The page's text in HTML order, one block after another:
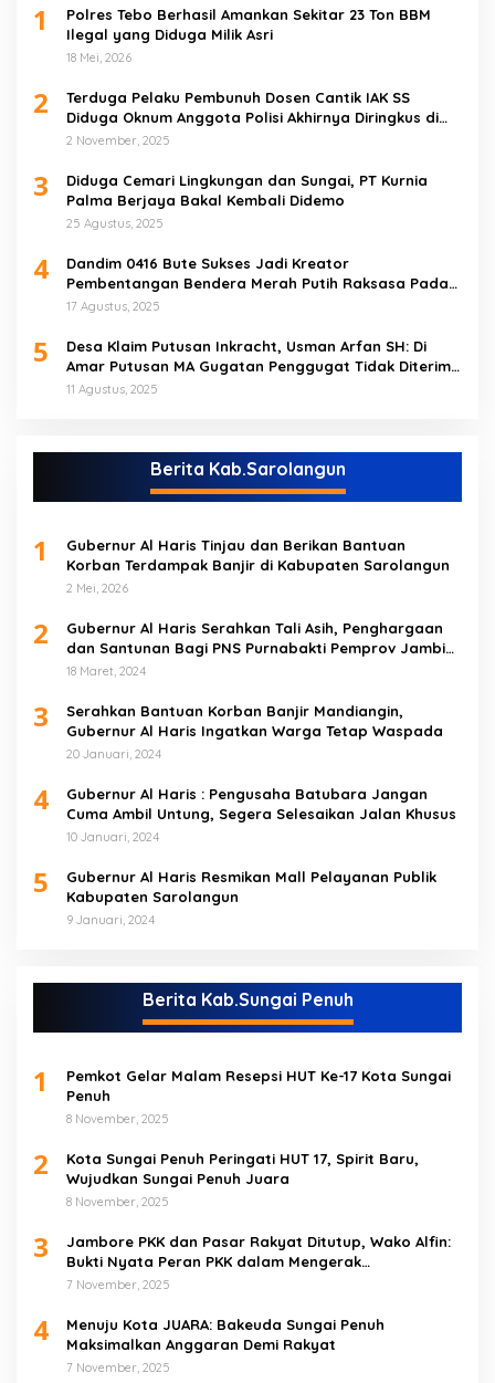
1
Polres Tebo Berhasil Amankan Sekitar 23 Ton BBM
Ilegal yang Diduga Milik Asri
18 Mei, 2026
2
Terduga Pelaku Pembunuh Dosen Cantik IAK SS
Diduga Oknum Anggota Polisi Akhirnya Diringkus di
Tebo Tengah
2 November, 2025
3
Diduga Cemari Lingkungan dan Sungai, PT Kurnia
Palma Berjaya Bakal Kembali Didemo
25 Agustus, 2025
4
Dandim 0416 Bute Sukses Jadi Kreator
Pembentangan Bendera Merah Putih Raksasa Pada
Peringatan HUT RI ke 80 di Tebo
17 Agustus, 2025
5
Desa Klaim Putusan Inkracht, Usman Arfan SH: Di
Amar Putusan MA Gugatan Penggugat Tidak Diterima
(NO)
11 Agustus, 2025
Berita Kab.Sarolangun
1
Gubernur Al Haris Tinjau dan Berikan Bantuan
Korban Terdampak Banjir di Kabupaten Sarolangun
2 Mei, 2026
2
Gubernur Al Haris Serahkan Tali Asih, Penghargaan
dan Santunan Bagi PNS Purnabakti Pemprov Jambi
Yang Berada di Sarolangun
18 Maret, 2024
3
Serahkan Bantuan Korban Banjir Mandiangin,
Gubernur Al Haris Ingatkan Warga Tetap Waspada
20 Januari, 2024
4
Gubernur Al Haris : Pengusaha Batubara Jangan
Cuma Ambil Untung, Segera Selesaikan Jalan Khusus
10 Januari, 2024
5
Gubernur Al Haris Resmikan Mall Pelayanan Publik
Kabupaten Sarolangun
9 Januari, 2024
Berita Kab.Sungai Penuh
1
Pemkot Gelar Malam Resepsi HUT Ke-17 Kota Sungai
Penuh
8 November, 2025
2
Kota Sungai Penuh Peringati HUT 17, Spirit Baru,
Wujudkan Sungai Penuh Juara
8 November, 2025
3
Jambore PKK dan Pasar Rakyat Ditutup, Wako Alfin:
Bukti Nyata Peran PKK dalam Mengerak
Perekonomian Masyarakat
7 November, 2025
4
Menuju Kota JUARA: Bakeuda Sungai Penuh
Maksimalkan Anggaran Demi Rakyat
7 November, 2025